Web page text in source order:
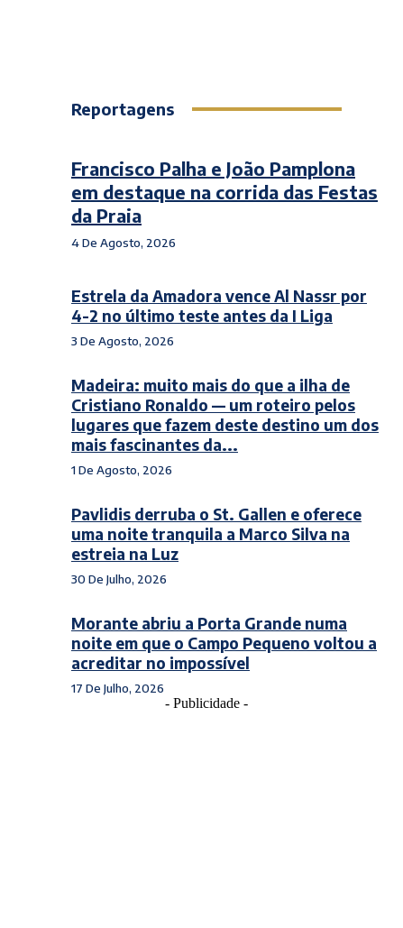
Reportagens
Francisco Palha e João Pamplona
em destaque na corrida das Festas
da Praia
4 De Agosto, 2026
Estrela da Amadora vence Al Nassr por
4-2 no último teste antes da I Liga
3 De Agosto, 2026
Madeira: muito mais do que a ilha de
Cristiano Ronaldo — um roteiro pelos
lugares que fazem deste destino um dos
mais fascinantes da...
1 De Agosto, 2026
Pavlidis derruba o St. Gallen e oferece
uma noite tranquila a Marco Silva na
estreia na Luz
30 De Julho, 2026
Morante abriu a Porta Grande numa
noite em que o Campo Pequeno voltou a
acreditar no impossível
17 De Julho, 2026
- Publicidade -